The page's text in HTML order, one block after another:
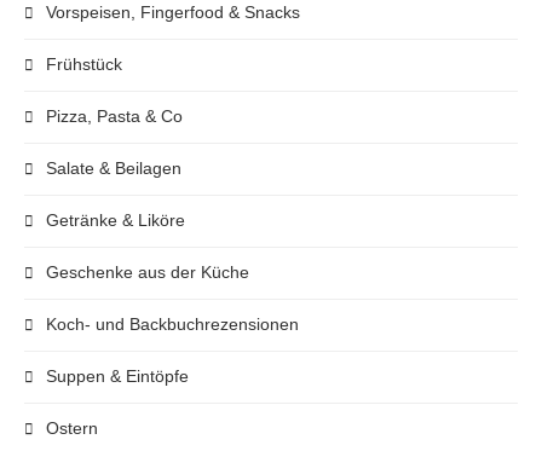
Vorspeisen, Fingerfood & Snacks
Frühstück
Pizza, Pasta & Co
Salate & Beilagen
Getränke & Liköre
Geschenke aus der Küche
Koch- und Backbuchrezensionen
Suppen & Eintöpfe
Ostern